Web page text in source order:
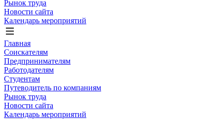
Рынок труда
Новости сайта
Календарь мероприятий
Главная
Соискателям
Предпринимателям
Работодателям
Студентам
Путеводитель по компаниям
Рынок труда
Новости сайта
Календарь мероприятий